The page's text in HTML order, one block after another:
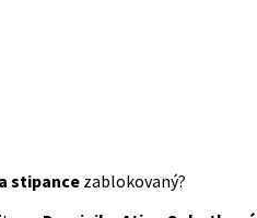
stipance zablokovaný?